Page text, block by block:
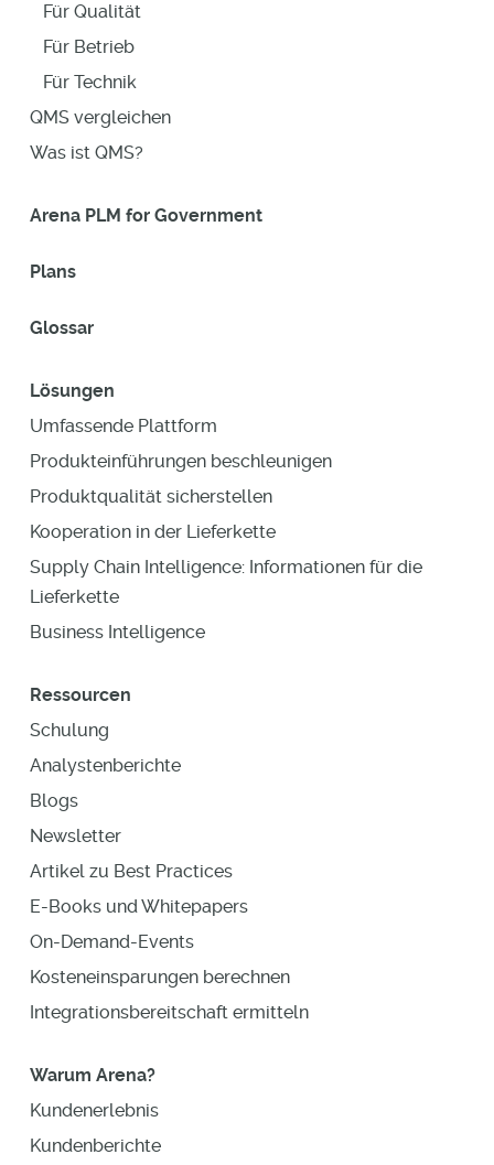
Für Qualität
Für Betrieb
Für Technik
QMS vergleichen
Was ist QMS?
Arena PLM for Government
Plans
Glossar
Lösungen
Umfassende Plattform
Produkteinführungen beschleunigen
Produktqualität sicherstellen
Kooperation in der Lieferkette
Supply Chain Intelligence: Informationen für die
Lieferkette
Business Intelligence
Ressourcen
Schulung
Analystenberichte
Blogs
Newsletter
Artikel zu Best Practices
E-Books und Whitepapers
On-Demand-Events
Kosteneinsparungen berechnen
Integrationsbereitschaft ermitteln
Warum Arena?
Kundenerlebnis
Kundenberichte